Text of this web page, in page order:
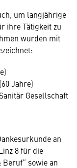
um langjährige
ihre Tätigkeit zu
wurden mit
Jahre)
Gesellschaft
an
8 für die
sowie an